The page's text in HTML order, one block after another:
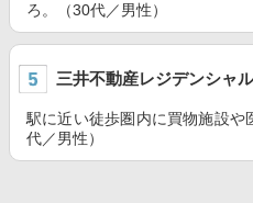
ろ。（30代／男性）
三井不動産レジデンシャル
駅に近い徒歩圏内に買物施設
代／男性）